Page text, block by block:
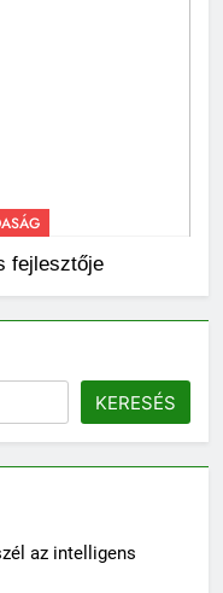
fejlesztője
KERESÉS
az intelligens